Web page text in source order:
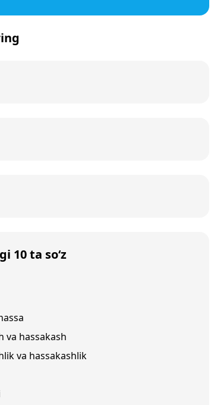
10 ta so‘z
va hassakash
va hassakashlik